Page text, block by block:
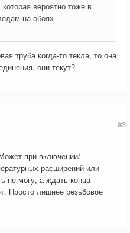
вероятно тоже в
на обоях
труба когда-то текла, то она
они текут?
#3
при включении/
расширений или
не могу, а ждать конца
Просто лишнее резьбовое